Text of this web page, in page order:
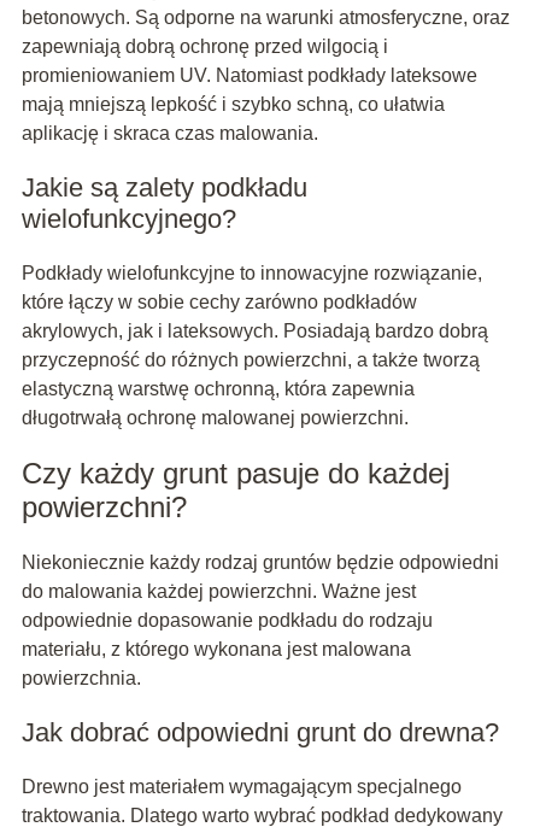
betonowych. Są odporne na warunki atmosferyczne, oraz
zapewniają dobrą ochronę przed wilgocią i
promieniowaniem UV. Natomiast podkłady lateksowe
mają mniejszą lepkość i szybko schną, co ułatwia
aplikację i skraca czas malowania.
Jakie są zalety podkładu
wielofunkcyjnego?
Podkłady wielofunkcyjne to innowacyjne rozwiązanie,
które łączy w sobie cechy zarówno podkładów
akrylowych, jak i lateksowych. Posiadają bardzo dobrą
przyczepność do różnych powierzchni, a także tworzą
elastyczną warstwę ochronną, która zapewnia
długotrwałą ochronę malowanej powierzchni.
Czy każdy grunt pasuje do każdej
powierzchni?
Niekoniecznie każdy rodzaj gruntów będzie odpowiedni
do malowania każdej powierzchni. Ważne jest
odpowiednie dopasowanie podkładu do rodzaju
materiału, z którego wykonana jest malowana
powierzchnia.
Jak dobrać odpowiedni grunt do drewna?
Drewno jest materiałem wymagającym specjalnego
traktowania. Dlatego warto wybrać podkład dedykowany